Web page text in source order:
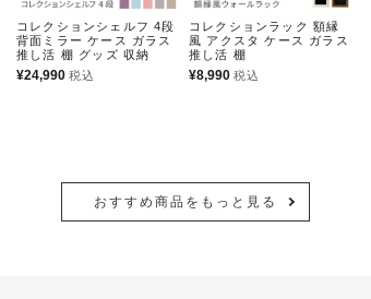
コレクションシェルフ 4段
背面ミラー ケース ガラス
推し活 棚 グッズ 収納
¥24,990 税込
コレクションラック 額縁
風 アクスタ ケース ガラス
推し活 棚
¥8,990 税込
おすすめ商品をもっと見る